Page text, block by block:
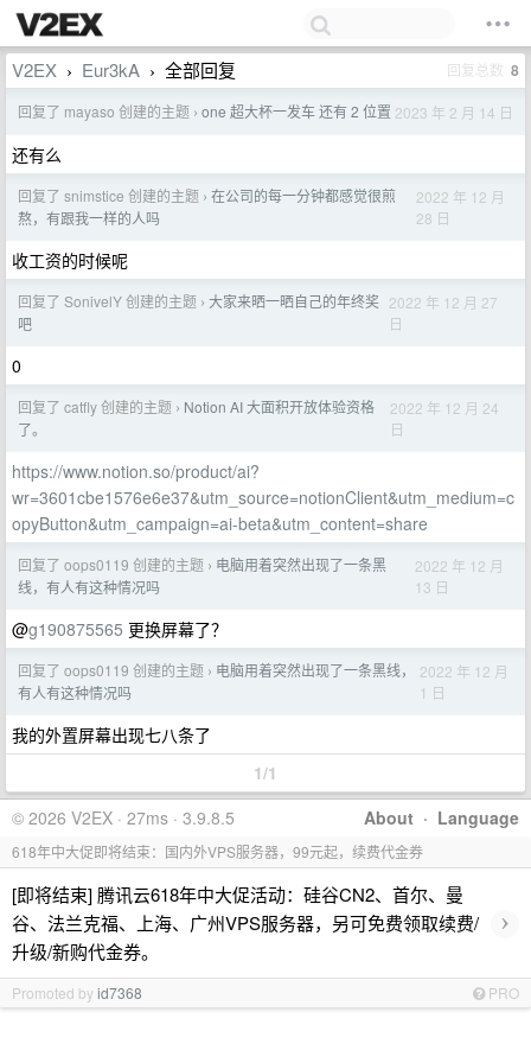
V2EX › Eur3kA › 全部回复 回复总数 8
回复了 mayaso 创建的主题 › one 超大杯一发车 还有 2 位置 2023 年 2 月 14 日
还有么
回复了 snimstice 创建的主题 › 在公司的每一分钟都感觉很煎
熬，有跟我一样的人吗
2022 年 12 月
28 日
收工资的时候呢
回复了 SonivelY 创建的主题 › 大家来晒一晒自己的年终奖
吧
2022 年 12 月 27
日
0
回复了 catfly 创建的主题 › Notion AI 大面积开放体验资格
了。
2022 年 12 月 24
日
https://www.notion.so/product/ai?
wr=3601cbe1576e6e37&utm_source=notionClient&utm_medium=c
opyButton&utm_campaign=ai-beta&utm_content=share
回复了 oops0119 创建的主题 › 电脑用着突然出现了一条黑
线，有人有这种情况吗
2022 年 12 月
13 日
@g190875565 更换屏幕了？
回复了 oops0119 创建的主题 › 电脑用着突然出现了一条黑线，
有人有这种情况吗
2022 年 12 月
1 日
我的外置屏幕出现七八条了
1/1
About · Language
© 2026 V2EX · 27ms · 3.9.8.5
618年中大促即将结束：国内外VPS服务器，99元起，续费代金券
[即将结束] 腾讯云618年中大促活动：硅谷CN2、首尔、曼
谷、法兰克福、上海、广州VPS服务器，另可免费领取续费/
升级/新购代金券。
›
Promoted byid7368 PRO